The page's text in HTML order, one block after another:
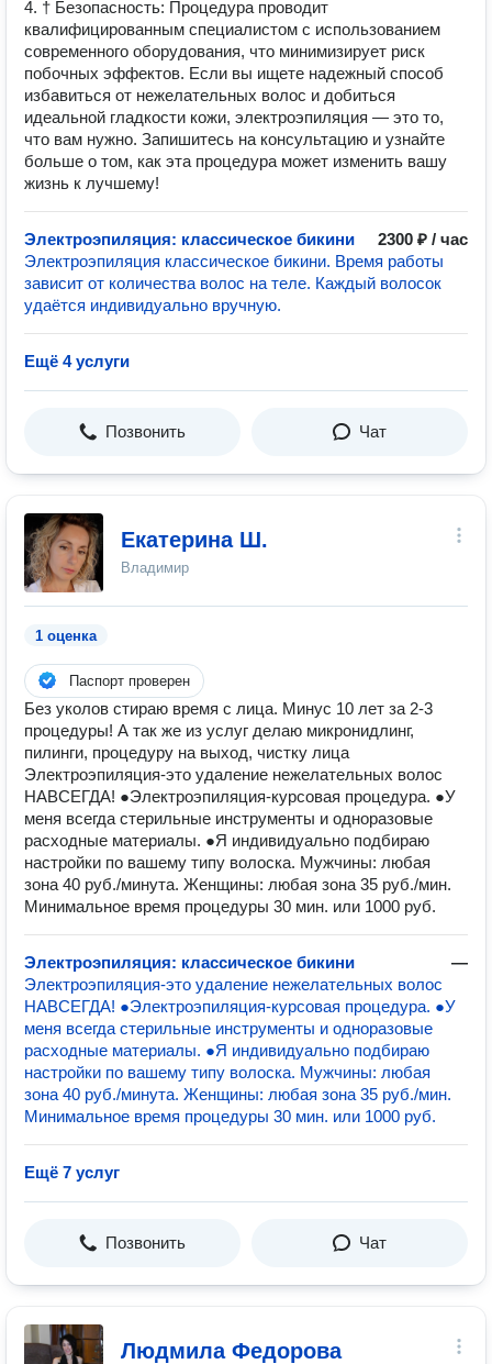
4. † Безопасность: Процедура проводит
квалифицированным специалистом с использованием
современного оборудования, что минимизирует риск
побочных эффектов. Если вы ищете надежный способ
избавиться от нежелательных волос и добиться
идеальной гладкости кожи, электроэпиляция — это то,
что вам нужно. Запишитесь на консультацию и узнайте
больше о том, как эта процедура может изменить вашу
жизнь к лучшему!
Электроэпиляция: классическое бикини
2300 ₽ / час
Электроэпиляция классическое бикини. Время работы
зависит от количества волос на теле. Каждый волосок
удаётся индивидуально вручную.
Ещё 4 услуги
Позвонить Чат
Екатерина Ш.
Владимир
1 оценка
Паспорт проверен
Без уколов стираю время с лица. Минус 10 лет за 2-3
процедуры! А так же из услуг делаю микронидлинг,
пилинги, процедуру на выход, чистку лица
Электроэпиляция-это удаление нежелательных волос
НАВСЕГДА! ●Электроэпиляция-курсовая процедура. ●У
меня всегда стерильные инструменты и одноразовые
расходные материалы. ●Я индивидуально подбираю
настройки по вашему типу волоска. Мужчины: любая
зона 40 руб./минута. Женщины: любая зона 35 руб./мин.
Минимальное время процедуры 30 мин. или 1000 руб.
Электроэпиляция: классическое бикини
—
Электроэпиляция-это удаление нежелательных волос
НАВСЕГДА! ●Электроэпиляция-курсовая процедура. ●У
меня всегда стерильные инструменты и одноразовые
расходные материалы. ●Я индивидуально подбираю
настройки по вашему типу волоска. Мужчины: любая
зона 40 руб./минута. Женщины: любая зона 35 руб./мин.
Минимальное время процедуры 30 мин. или 1000 руб.
Ещё 7 услуг
Позвонить Чат
Людмила Федорова